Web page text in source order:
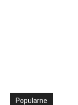
Popularne